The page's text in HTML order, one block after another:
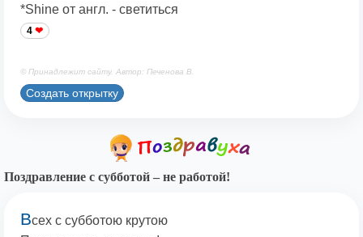
*Shine от англ. - светиться
4
© Принадлежит сайту. Автор: Печенова В.
Создать открытку
Поздравление с субботой – не работой!
Всех с субботою крутою